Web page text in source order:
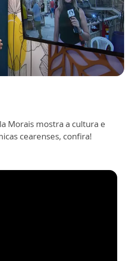
Morais mostra a cultura e
cearenses, confira!